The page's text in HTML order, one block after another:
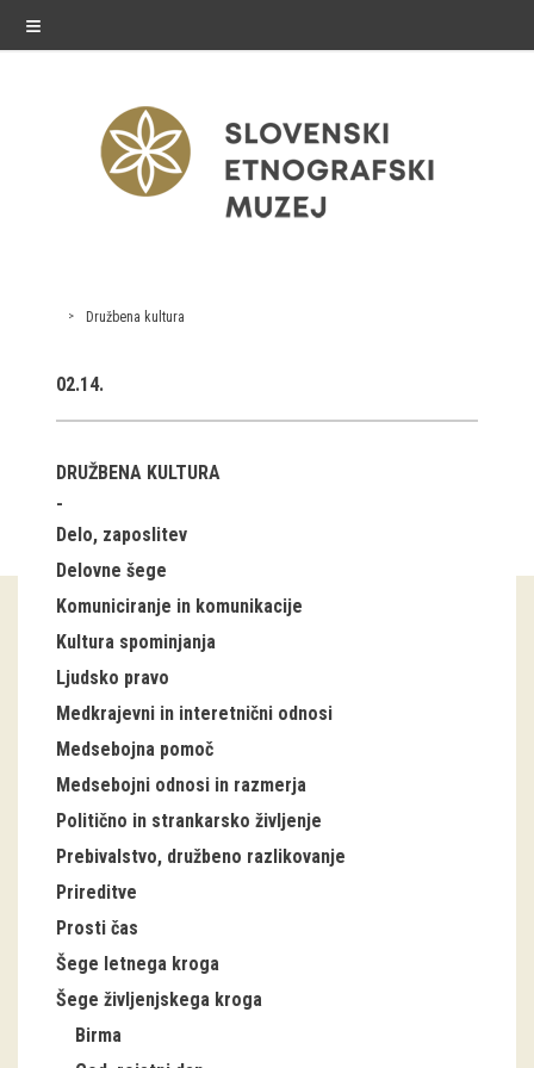
≡
exhibitions
Past exhibitions
Virtual tours
public programme
Guided tours
Workshops
Group visits
education
publications
Books
DVD-s
projects
Družbena kultura
02.14.
DRUŽBENA KULTURA
Delo, zaposlitev
Delovne šege
Komuniciranje in komunikacije
Kultura spominjanja
Ljudsko pravo
Medkrajevni in interetnični odnosi
Medsebojna pomoč
Medsebojni odnosi in razmerja
Politično in strankarsko življenje
Prebivalstvo, družbeno razlikovanje
Prireditve
Prosti čas
Šege letnega kroga
Šege življenjskega kroga
Birma